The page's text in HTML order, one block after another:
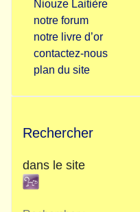
Niouze Laitière
notre forum
notre livre d’or
contactez-nous
plan du site
Rechercher
dans le site